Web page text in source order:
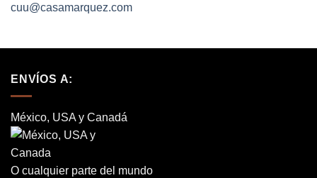
cuu@casamarquez.com
ENVÍOS A:
México, USA y Canadá
O cualquier parte del mundo